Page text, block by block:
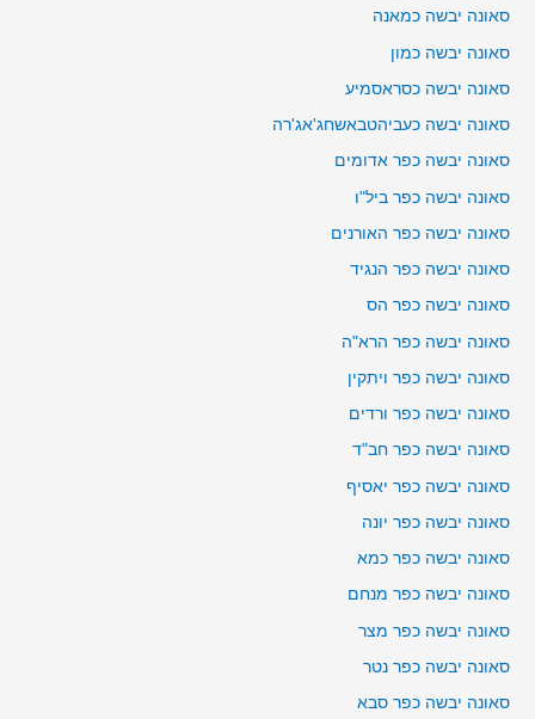
סאונה יבשה כמאנה
סאונה יבשה כמון
סאונה יבשה כסראסמיע
סאונה יבשה כעביהטבאשחג'אג'רה
סאונה יבשה כפר אדומים
סאונה יבשה כפר ביל"ו
סאונה יבשה כפר האורנים
סאונה יבשה כפר הנגיד
סאונה יבשה כפר הס
סאונה יבשה כפר הרא"ה
סאונה יבשה כפר ויתקין
סאונה יבשה כפר ורדים
סאונה יבשה כפר חב"ד
סאונה יבשה כפר יאסיף
סאונה יבשה כפר יונה
סאונה יבשה כפר כמא
סאונה יבשה כפר מנחם
סאונה יבשה כפר מצר
סאונה יבשה כפר נטר
סאונה יבשה כפר סבא